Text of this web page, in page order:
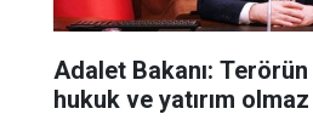
Adalet Bakanı:
hukuk ve yatırım olmaz